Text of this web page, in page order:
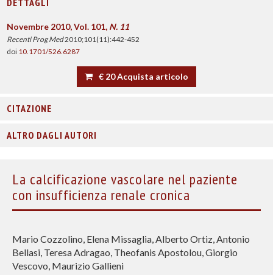
DETTAGLI
Novembre 2010, Vol. 101, N. 11
Recenti Prog Med2010;101(11):442-452
doi 10.1701/526.6287
€ 20 Acquista articolo
CITAZIONE
ALTRO DAGLI AUTORI
La calcificazione vascolare nel paziente
con insufficienza renale cronica
Mario Cozzolino, Elena Missaglia, Alberto Ortiz, Antonio
Bellasi, Teresa Adragao, Theofanis Apostolou, Giorgio
Vescovo, Maurizio Gallieni